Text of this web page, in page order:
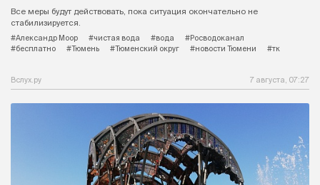
Все меры будут действовать, пока ситуация окончательно не
стабилизируется.
#Александр Моор
#чистая вода #вода
#Росводоканал
#бесплатно
#Тюмень #Тюменский округ #новости Тюмени #тк
Вслух.ру 7 августа, 07:27